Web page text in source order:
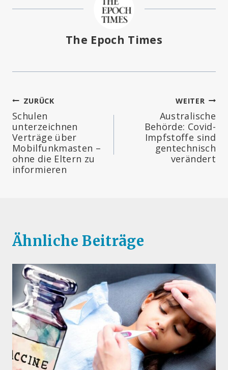
The Epoch Times
Beitragsnavigation
ZURÜCK
Schulen
unterzeichnen
Verträge über
Mobilfunkmasten –
ohne die Eltern zu
informieren
WEITER
Australische
Behörde: Covid-
Impfstoffe sind
gentechnisch
verändert
Ähnliche Beiträge